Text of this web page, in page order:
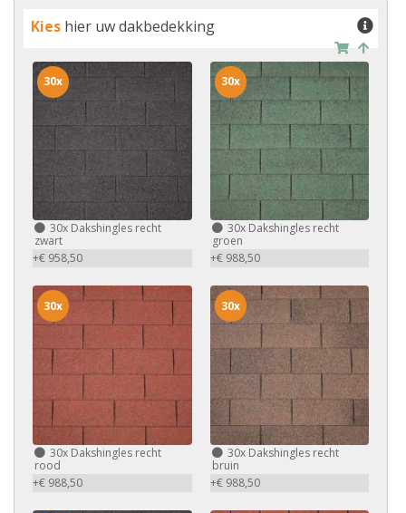
Kies hier uw dakbedekking
30x Dakshingles recht
zwart
+€ 958,50
30x
30xDakshingles recht
groen
+€ 988,50
30x
30x Dakshingles recht
rood
+€ 988,50
30x
30xDakshingles recht
bruin
+€ 988,50
30x